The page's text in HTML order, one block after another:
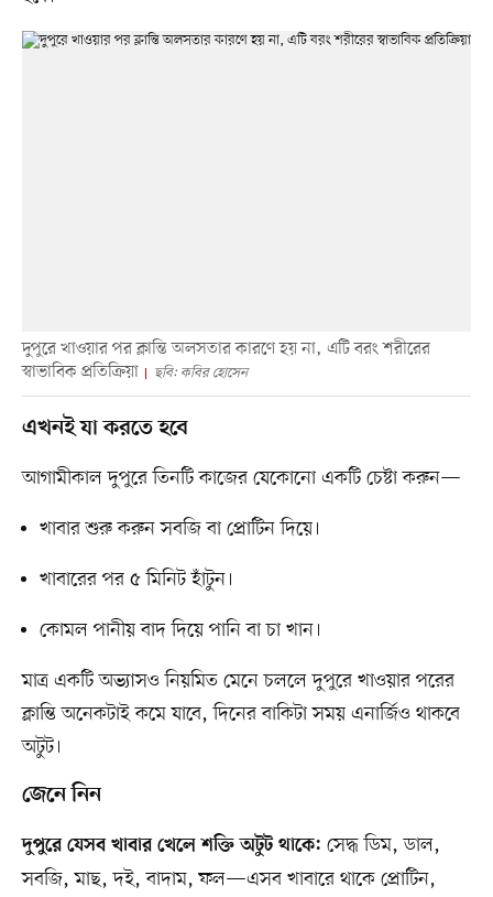
দুপুরে খাওয়ার পর ক্লান্তি অলসতার কারণে হয় না, এটি বরং শরীরের
স্বাভাবিক প্রতিক্রিয়া
ছবি: কবির হোসেন
এখনই যা করতে হবে
আগামীকাল দুপুরে তিনটি কাজের যেকোনো একটি চেষ্টা করুন—
খাবার শুরু করুন সবজি বা প্রোটিন দিয়ে।
খাবারের পর ৫ মিনিট হাঁটুন।
কোমল পানীয় বাদ দিয়ে পানি বা চা খান।
মাত্র একটি অভ্যাসও নিয়মিত মেনে চললে দুপুরে খাওয়ার পরের
ক্লান্তি অনেকটাই কমে যাবে, দিনের বাকিটা সময় এনার্জিও থাকবে
অটুট।
জেনে নিন
দুপুরে যেসব খাবার খেলে শক্তি অটুট থাকে: সেদ্ধ ডিম, ডাল,
সবজি, মাছ, দই, বাদাম, ফল—এসব খাবারে থাকে প্রোটিন,